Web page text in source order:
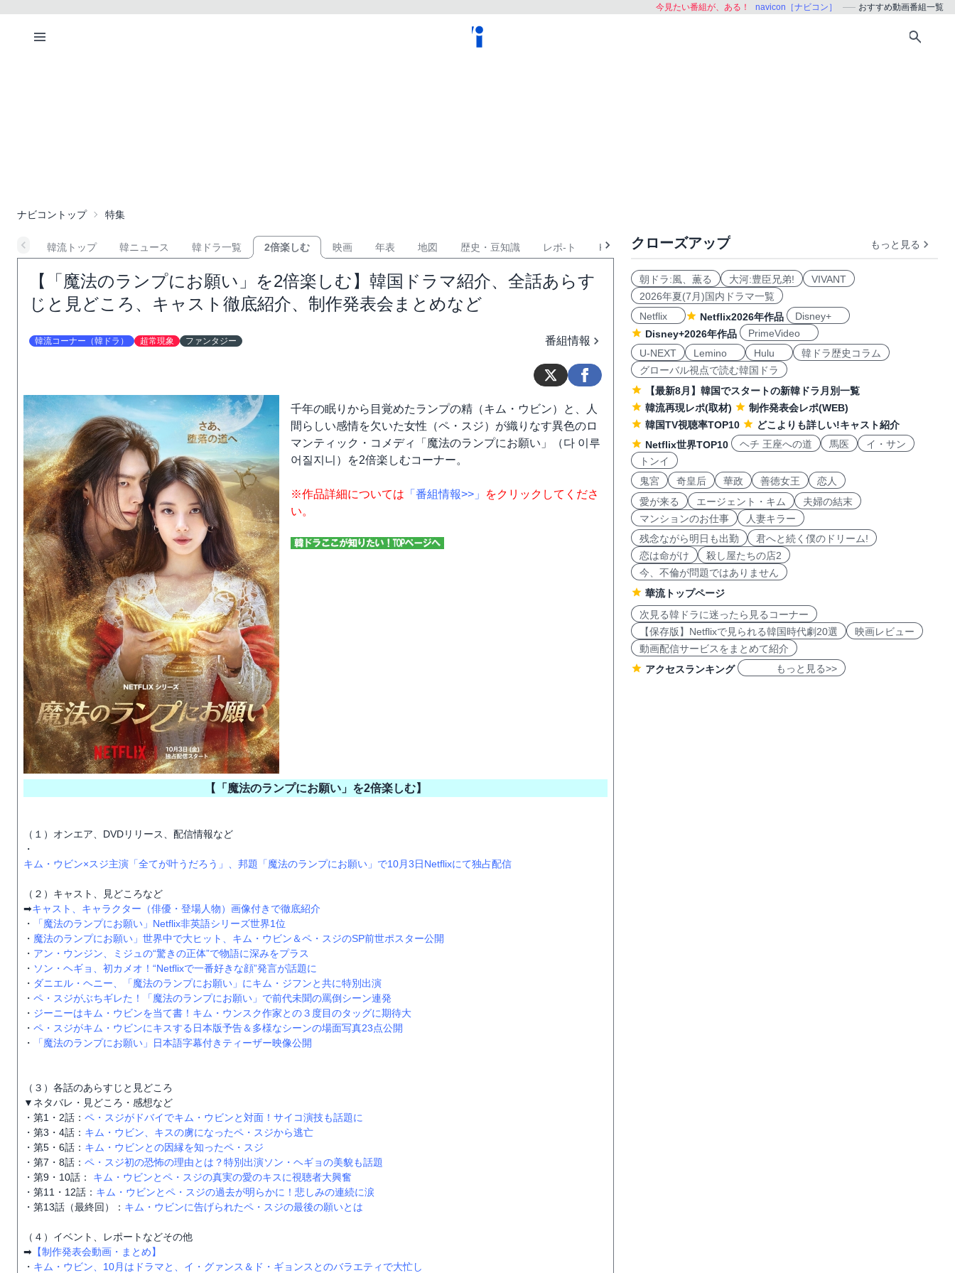
今見たい番組が、ある！ navicon［ナビコン］ おすすめ動画番組一覧
ナビコントップ 特集
韓流トップ 韓ニュース 韓ドラ一覧 2倍楽しむ 映画 年表 地図 歴史・豆知識 レポ-ト KPOP おすすめ
【「魔法のランプにお願い」を2倍楽しむ】韓国ドラマ紹介、全話あらす
じと見どころ、キャスト徹底紹介、制作発表会まとめなど
韓流コーナー（韓ドラ） 超常現象 ファンタジー 番組情報
千年の眠りから目覚めたランプの精（キム・ウビン）と、人
間らしい感情を欠いた女性（ペ・スジ）が織りなす異色のロ
マンティック・コメディ「魔法のランプにお願い」（다 이루
어질지니）を2倍楽しむコーナー。
※作品詳細については 「番組情報>>」
をクリックしてくださ
い。
【「魔法のランプにお願い」を2倍楽しむ】
（１）オンエア、DVDリリース、配信情報など
・
キム・ウビン×スジ主演「全てが叶うだろう」、邦題「魔法のランプにお願い」で10月3日Netflixにて独占配信
（２）キャスト、見どころなど
➡キャスト、キャラクター（俳優・登場人物）画像付きで徹底紹介
・
「魔法のランプにお願い」Netflix非英語シリーズ世界1位
・ 魔法のランプにお願い」世界中で大ヒット、キム・ウビン＆ペ・スジのSP前世ポスター公開
・ アン・ウンジン、ミジュの“驚きの正体”で物語に深みをプラス
・ ソン・ヘギョ、初カメオ！“Netflixで一番好きな顔”発言が話題に
・ ダニエル・ヘニー、「魔法のランプにお願い」にキム・ジフンと共に特別出演
・ ペ・スジがぶちギレた！「魔法のランプにお願い」で前代未聞の罵倒シーン連発
・ ジーニーはキム・ウビンを当て書！キム・ウンスク作家との３度目のタッグに期待大
・ ペ・スジがキム・ウビンにキスする日本版予告＆多様なシーンの場面写真23点公開
・
「魔法のランプにお願い」日本語字幕付きティーザー映像公開
（３）各話のあらすじと見どころ
▼ネタバレ・見どころ・感想など
・第1・2話： ペ・スジがドバイでキム・ウビンと対面！サイコ演技も話題に
・第3・4話： キム・ウビン、キスの虜になったペ・スジから逃亡
・第5・6話： キム・ウビンとの因縁を知ったペ・スジ
・第7・8話： ペ・スジ初の恐怖の理由とは？特別出演ソン・ヘギョの美貌も話題
・第9・10話：
キム・ウビンとペ・スジの真実の愛のキスに視聴者大興奮
・第11・12話： キム・ウビンとペ・スジの過去が明らかに！悲しみの連続に涙
・第13話（最終回）： キム・ウビンに告げられたペ・スジの最後の願いとは
（４）イベント、レポートなどその他
➡ 【制作発表会動画・まとめ】
・ キム・ウビン、10月はドラマと、イ・グァンス＆ド・ギョンスとのバラエティで大忙し
クローズアップ もっと見る
朝ドラ:風、薫る 大河:豊臣兄弟!
VIVANT
2026年夏(7月)国内ドラマ一覧
Netflix
Netflix2026年作品
Disney+
Disney+2026年作品
PrimeVideo
U-NEXT
Lemino Hulu
韓ドラ歴史コラム
グローバル視点で読む韓国ドラ
【最新8月】韓国でスタートの新韓ドラ月別一覧
韓流再現レポ(取材)
制作発表会レポ(WEB)
韓国TV視聴率TOP10
どこよりも詳しい!キャスト紹介
Netflix世界TOP10
ヘチ 王座への道 馬医
イ・サン
トンイ
鬼宮
奇皇后 華政 善徳女王
恋人
愛が来る
エージェント・キム
夫婦の結末
マンションのお仕事
人妻キラー
残念ながら明日も出勤
君へと続く僕のドリーム!
恋は命がけ
殺し屋たちの店2
今、不倫が問題ではありません
華流トップページ
次見る韓ドラに迷ったら見るコーナー
【保存版】Netflixで見られる韓国時代劇20選
映画レビュー
動画配信サービスをまとめて紹介
アクセスランキング
もっと見る>>